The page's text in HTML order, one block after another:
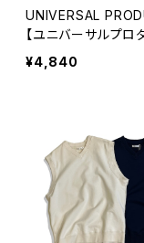
UNIVERSAL
【ユニバーサルプロ
2P LONG SOCKS
¥4,840